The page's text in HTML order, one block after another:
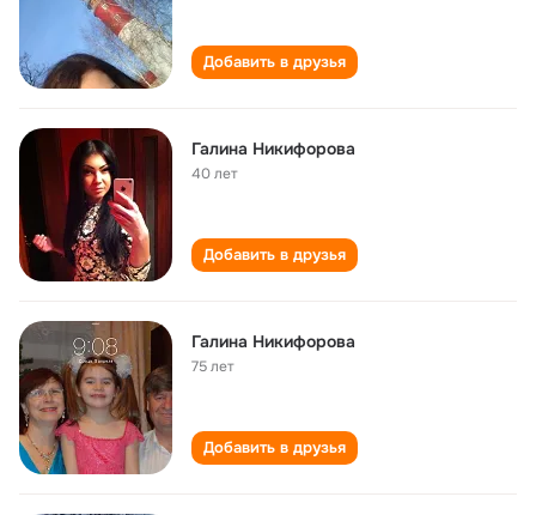
Добавить в друзья
Галина Никифорова
40 лет
Добавить в друзья
Галина Никифорова
75 лет
Добавить в друзья